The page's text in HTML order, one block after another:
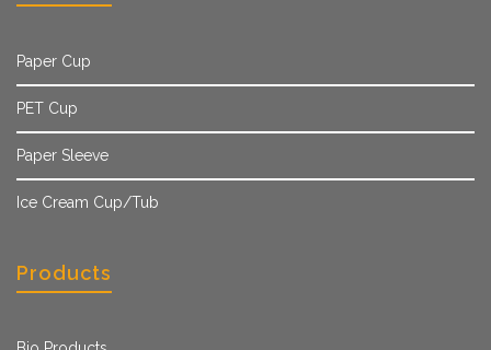
Paper Cup
PET Cup
Paper Sleeve
Ice Cream Cup/Tub
Products